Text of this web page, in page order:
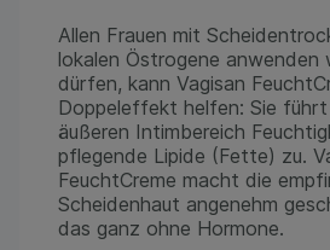
Allen Frauen mit
lokalen Östrogene anwenden
dürfen, kann Vagisan
Doppeleffekt helfen: Sie
äußeren Intimbereich
pflegende Lipide (Fette) zu.
FeuchtCreme macht die
Scheidenhaut angenehm
das ganz ohne Hormone.